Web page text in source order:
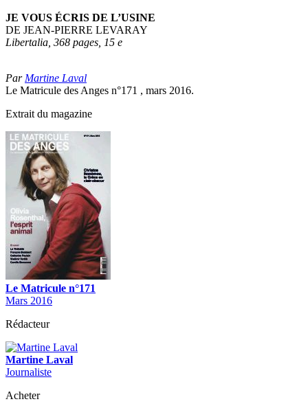
JE VOUS ÉCRIS DE L’USINE
DE JEAN-PIERRE LEVARAY
Libertalia, 368 pages, 15 e
ParMartine Laval
Le Matricule des Anges n°171 , mars 2016.
Extrait du magazine
Le Matricule n°171
Mars 2016
Rédacteur
Martine Laval
Journaliste
Acheter